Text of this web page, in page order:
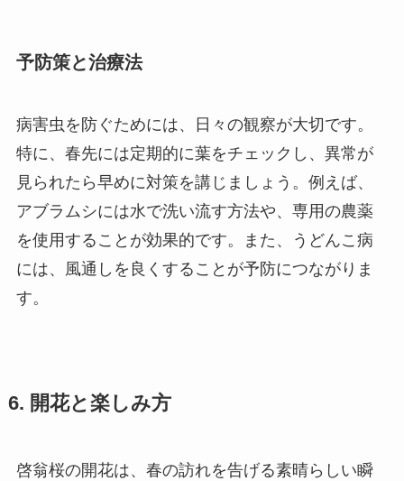
予防策と治療法
病害虫を防ぐためには、日々の観察が大切です。
特に、春先には定期的に葉をチェックし、異常が
見られたら早めに対策を講じましょう。例えば、
アブラムシには水で洗い流す方法や、専用の農薬
を使用することが効果的です。また、うどんこ病
には、風通しを良くすることが予防につながりま
す。
6. 開花と楽しみ方
啓翁桜の開花は、春の訪れを告げる素晴らしい瞬